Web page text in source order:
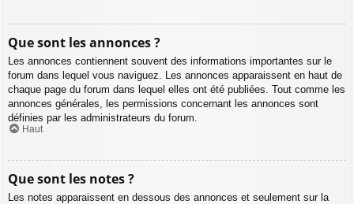
Que sont les annonces ?
Les annonces contiennent souvent des informations importantes sur le
forum dans lequel vous naviguez. Les annonces apparaissent en haut de
chaque page du forum dans lequel elles ont été publiées. Tout comme les
annonces générales, les permissions concernant les annonces sont
définies par les administrateurs du forum.
Haut
Que sont les notes ?
Les notes apparaissent en dessous des annonces et seulement sur la